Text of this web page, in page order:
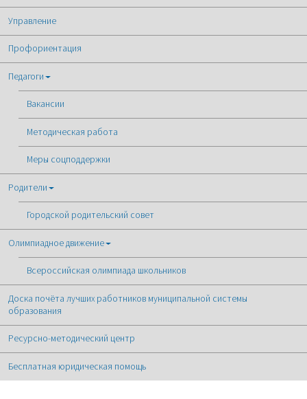
Управление
Профориентация
Педагоги
Вакансии
Методическая работа
Меры соцподдержки
Родители
Городской родительский совет
Олимпиадное движение
Всероссийская олимпиада школьников
Доска почёта лучших работников муниципальной системы
образования
Ресурсно-методический центр
Бесплатная юридическая помощь